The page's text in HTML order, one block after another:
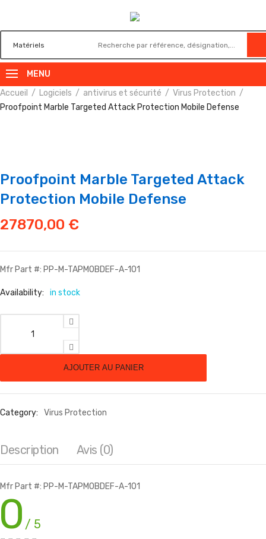
MENU
Accueil
Logiciels antivirus et sécurité
Virus Protection
Proofpoint Marble Targeted Attack Protection Mobile Defense
Proofpoint Marble Targeted Attack
Protection Mobile Defense
27870,00 €
Mfr Part #: PP-M-TAPMOBDEF-A-101
Availability: in stock
quantité de Proofpoint Marble Targeted Attack Protection
AJOUTER AU PANIER
Category: Virus Protection
Description Avis (0)
Mfr Part #: PP-M-TAPMOBDEF-A-101
/ 5